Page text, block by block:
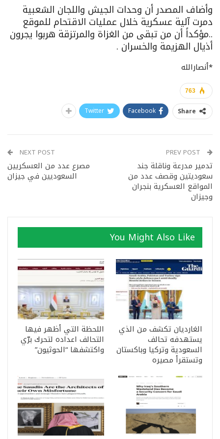
وأضاف المصدر أن وحدات الجيش واللجان الشعبية
دمرت آلية عسكرية خلال عمليات الاقتحام للموقع
..مؤكداً أن من تبقى من الغزاة والمرتزقة هربوا يجرون
أذيال الهزيمة والخسران .
*أنصارالله
763
Share
Facebook
Twitter
تدمير مدرعة وناقلة جند
سعوديتين وقصف عدد من
المواقع العسكرية بنجران
وجيزان
NEXT POST
مصرع عدد من العسكريين
السعوديين في جيزان
You Might Also Like
الغارديان تكشف من الذي
يستهدفه تحالف
السعودية وتركيا وباكستان
وتستقرأ مصيره
اللحظة التي أظهر فيها
التحالف اعداده لتحرك برّي
واكتشفها “الحوثيون”